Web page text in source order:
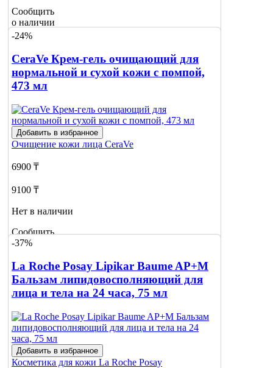
Сообщить
о наличии
1
-24%
CeraVe Крем-гель очищающий для
нормальной и сухой кожи с помпой,
473 мл
Добавить в избранное
Очищение кожи лица CeraVe
6900 ₸
9100 ₸
Нет в наличии
Сообщить
о наличии
-37%
La Roche Posay Lipikar Baume AP+M
Бальзам липидовосполняющий для
лица и тела на 24 часа, 75 мл
Добавить в избранное
Косметика для кожи La Roche Posay